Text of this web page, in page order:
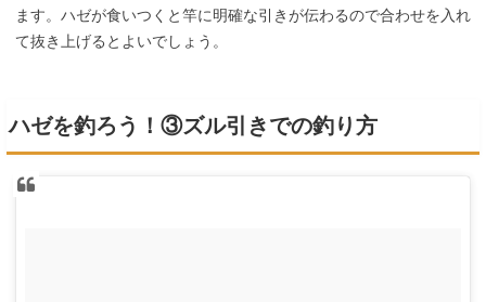
ます。ハゼが食いつくと竿に明確な引きが伝わるので合わせを入れ
て抜き上げるとよいでしょう。
ハゼを釣ろう！③ズル引きでの釣り方